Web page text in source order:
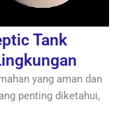
Tank
yang aman dan
penting diketahui,